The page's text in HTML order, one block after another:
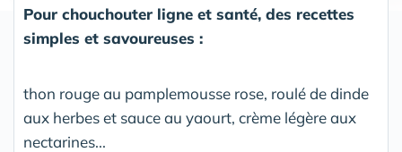
Pour chouchouter ligne et santé, des recettes
simples et savoureuses :
thon rouge au pamplemousse rose, roulé de dinde
aux herbes et sauce au yaourt, crème légère aux
nectarines...